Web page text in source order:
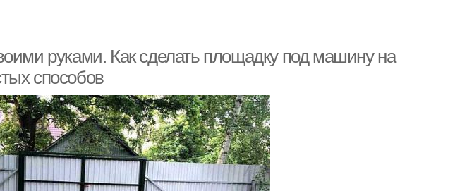
руками. Как сделать площадку под машину на
способов